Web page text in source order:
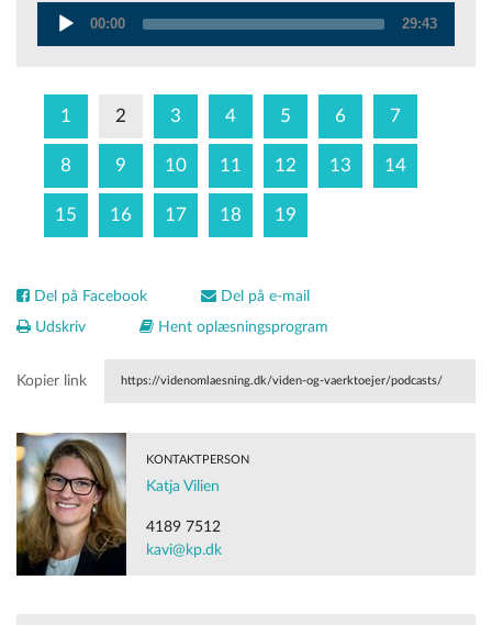
Audio
00:00 29:43
1 2 3 4 5 6 7
8 9 10 11 12 13 14
15 16 17 18 19
Del på Facebook
Del på e-mail
Udskriv
Hent oplæsningsprogram
Kopier link https://videnomlaesning.dk/viden-og-vaerktoejer/podcasts/
KONTAKTPERSON
Katja Vilien
4189 7512
kavi@kp.dk